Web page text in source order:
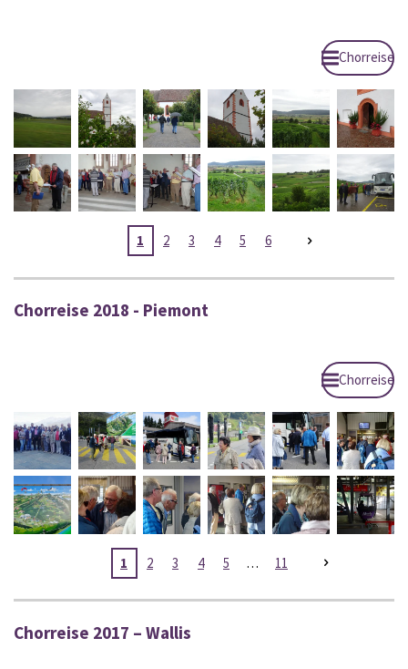
Chorreise
1 2 3 4 5 6
Chorreise 2018 - Piemont
Chorreise
1 2 3 4 5 11
Chorreise 2017 – Wallis